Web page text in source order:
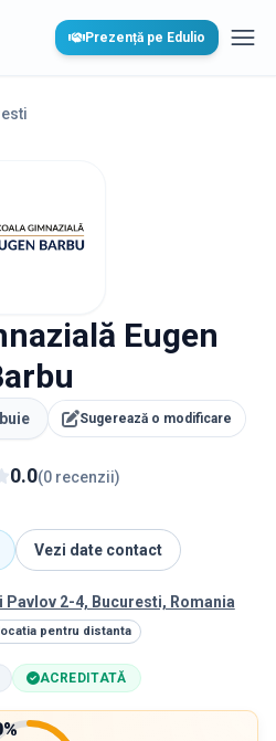
Prezență pe Edulio
Eugen
Sugerează o modificare
0.0(0 recenzii)
Vezi date contact
2-4, Bucuresti, Romania
pentru distanta
ACREDITATĂ
%